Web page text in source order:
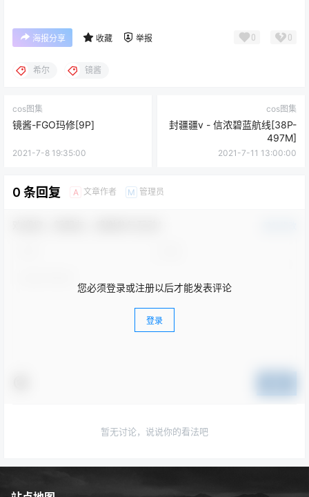
海报分享 收藏 举报 0 0
希尔 镜酱
cos图集
镜酱-FGO玛修[9P]
2021-7-8 19:35:00
cos图集
封疆疆v - 信浓碧蓝航线[38P-
497M]
2021-7-11 13:00:00
0 条回复 A 文章作者 M 管理员
您必须登录或注册以后才能发表评论
登录
暂无讨论，说说你的看法吧